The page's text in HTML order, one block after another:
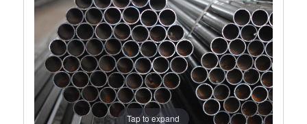
Tap to expand